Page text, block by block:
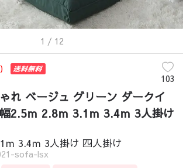
1 / 12
103
れ ベージュ グリーン ダークイ
2.5ｍ 2.8ｍ 3.1ｍ 3.4ｍ 3人掛け
ｍ 3.4ｍ 3人掛け 四人掛け
sofa-lsx